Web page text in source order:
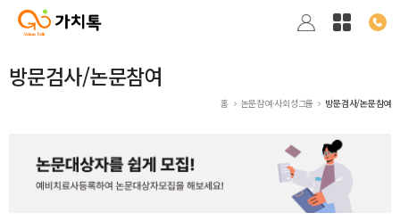
방문검사/논문참여
홈 논문참여·사회성그룹 방문검사/논문참여